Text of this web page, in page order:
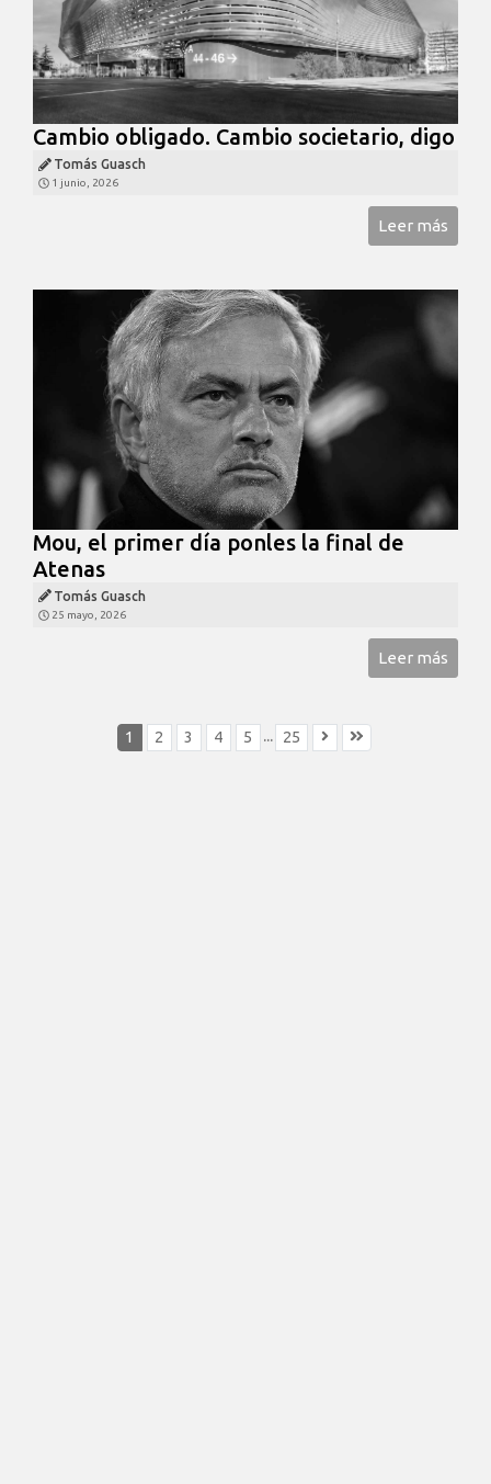
Cambio obligado. Cambio societario, digo
Tomás Guasch
1 junio, 2026
Leer más
Mou, el primer día ponles la final de
Atenas
Tomás Guasch
25 mayo, 2026
Leer más
1 2 3 4 5 25